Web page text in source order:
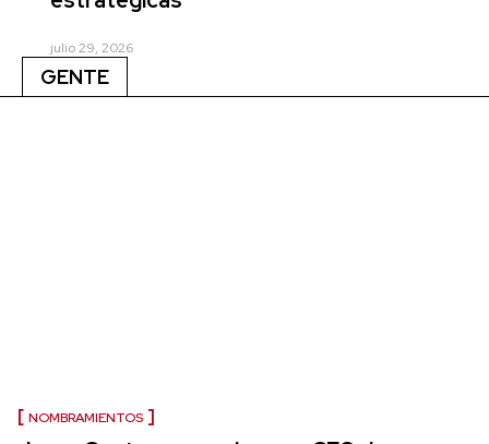
julio 29, 2026
GENTE
NOMBRAMIENTOS